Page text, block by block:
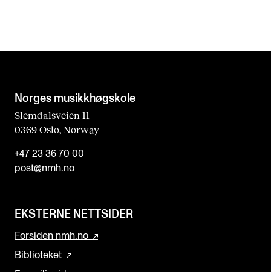
Norges musikk­høgskole
Slemdalsveien 11
0369 Oslo, Norway
+47 23 36 70 00
post@nmh.no
EKSTERNE NETTSIDER
Forsiden nmh.no
Biblioteket